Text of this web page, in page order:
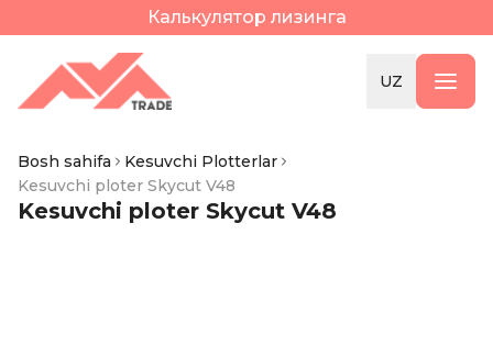
Калькулятор лизинга
UZ
Bosh sahifa
Kesuvchi Plotterlar
Kesuvchi ploter Skycut V48
Kesuvchi ploter Skycut V48